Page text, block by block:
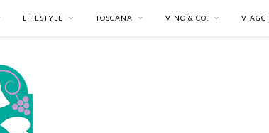
LIFESTYLE TOSCANA VINO & CO. VIAGGI